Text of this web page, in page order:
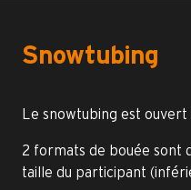
Snowtubing
Le snowtubing est
2 formats de bouée sont
taille du participant